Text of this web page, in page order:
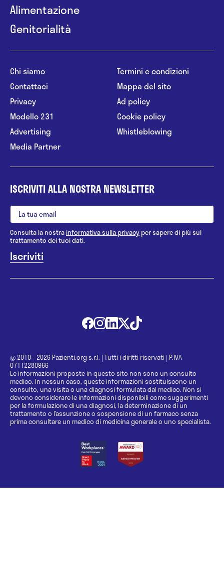
Alimentazione
Genitorialità
Chi siamo
Contattaci
Privacy
Modello 231
Advertising
Media Partner
Termini e condizioni
Mappa del sito
Ad policy
Cookie policy
Whistleblowing
ISCRIVITI ALLA NOSTRA NEWSLETTER
Consulta la nostrainformativa sulla privacy per sapere di più sul
trattamento dei tuoi dati.
@ 2010 - 2026 Pazienti.org s.r.l. | Tutti i diritti riservati | P.IVA
07112280966
Le informazioni proposte in questo sito non sono un consulto
medico. In nessun caso, queste informazioni sostituiscono un
consulto, una visita o una diagnosi formulata dal medico. Non si
devono considerare le informazioni disponibili come suggerimenti
per la formulazione di una diagnosi, la determinazione di un
trattamento o l’assunzione o sospensione di un farmaco senza
prima consultare un medico di medicina generale o uno specialista.